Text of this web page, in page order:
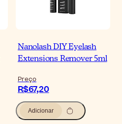
Nanolash DIY Eyelash
Extensions Remover 5ml
Preço
R$67,20
Adicionar